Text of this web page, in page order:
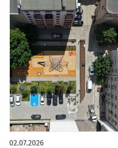
02.07.2026
artykuł z galerią zdjęć